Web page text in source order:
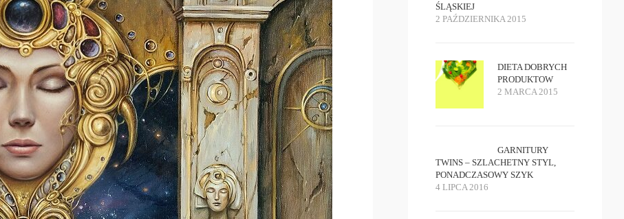
ŚLĄSKIEJ
2 PAŹDZIERNIKA 2015
DIETA DOBRYCH
PRODUKTOW
2 MARCA 2015
GARNITURY
TWINS – SZLACHETNY STYL,
PONADCZASOWY SZYK
4 LIPCA 2016